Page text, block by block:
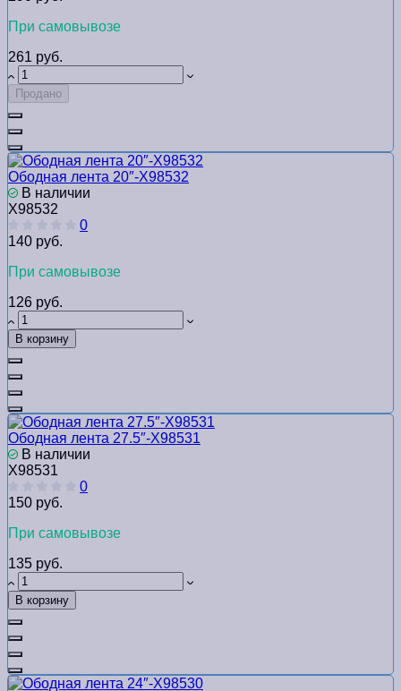
При самовывозе
261 руб.
Продано
Ободная лента 20″-Х98532
В наличии
Х98532
0
140 руб.
При самовывозе
126 руб.
В корзину
Ободная лента 27.5″-Х98531
В наличии
Х98531
0
150 руб.
При самовывозе
135 руб.
В корзину